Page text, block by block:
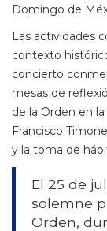
Domingo de
Las actividades
contexto
concierto
mesas de
de la Orden en
Francisco
y la toma de
El 25 de
solemne
Orden,